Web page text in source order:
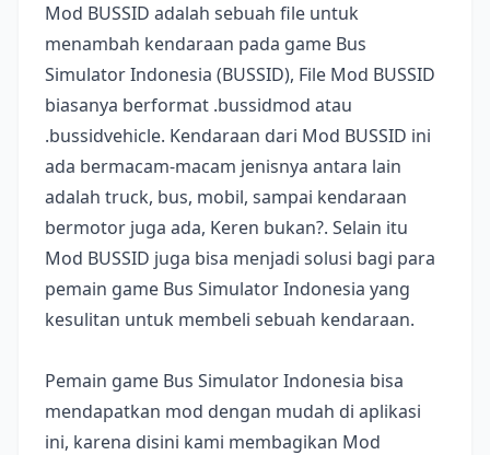
Mod BUSSID adalah sebuah file untuk
menambah kendaraan pada game Bus
Simulator Indonesia (BUSSID), File Mod BUSSID
biasanya berformat .bussidmod atau
.bussidvehicle. Kendaraan dari Mod BUSSID ini
ada bermacam-macam jenisnya antara lain
adalah truck, bus, mobil, sampai kendaraan
bermotor juga ada, Keren bukan?. Selain itu
Mod BUSSID juga bisa menjadi solusi bagi para
pemain game Bus Simulator Indonesia yang
kesulitan untuk membeli sebuah kendaraan.
Pemain game Bus Simulator Indonesia bisa
mendapatkan mod dengan mudah di aplikasi
ini, karena disini kami membagikan Mod